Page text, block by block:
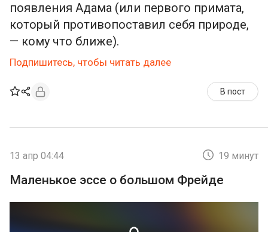
появления Адама (или первого примата,
который противопоставил себя природе,
— кому что ближе).
Подпишитесь, чтобы читать далее
В пост
13 апр 04:44 19 минут
Маленькое эссе о большом Фрейде